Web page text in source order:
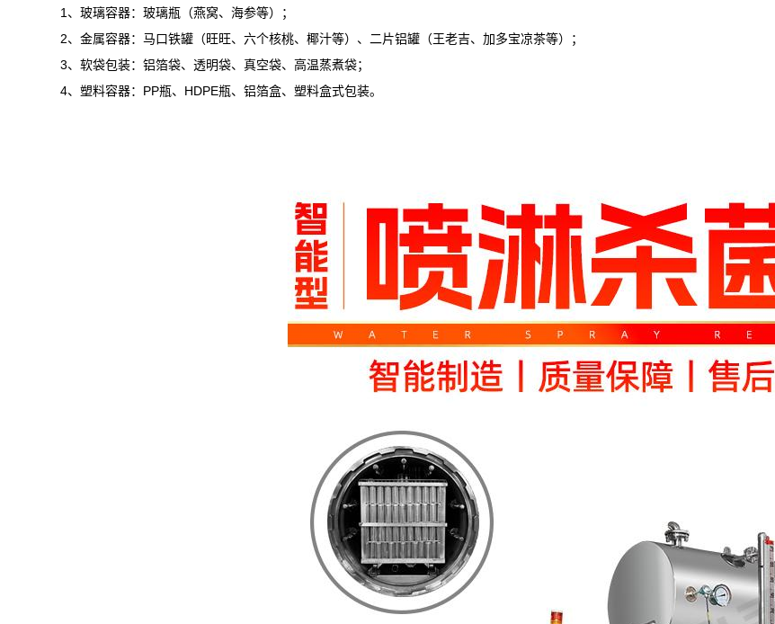
1、玻璃容器：玻璃瓶（燕窝、海参等）；
2、金属容器：马口铁罐（旺旺、六个核桃、椰汁等）、二片铝罐（王老吉、加多宝凉茶等）；
3、软袋包装：铝箔袋、透明袋、真空袋、高温蒸煮袋；
4、塑料容器：PP瓶、HDPE瓶、铝箔盒、塑料盒式包装。